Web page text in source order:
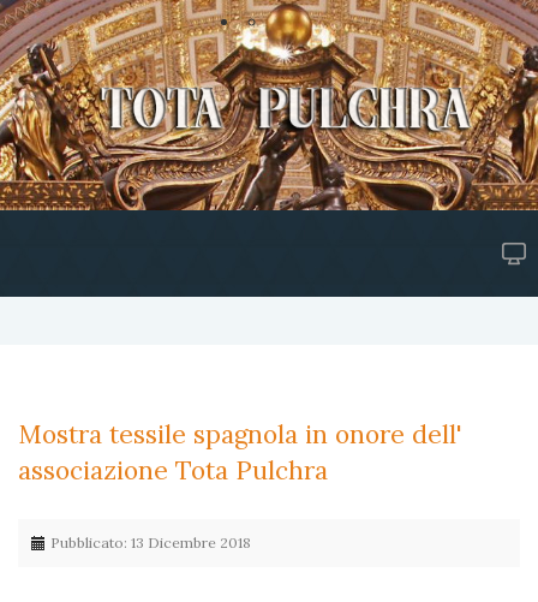
Mostra tessile spagnola in onore dell'
associazione Tota Pulchra
Pubblicato: 13 Dicembre 2018